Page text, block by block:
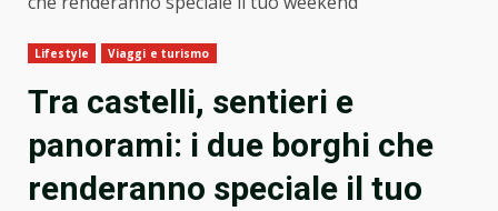
Lifestyle Viaggi e turismo
Tra castelli, sentieri e
panorami: i due borghi che
renderanno speciale il tuo